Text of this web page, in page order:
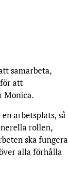
samarbeta,
att
Monica.
arbetsplats, så
rollen,
ska fungera
alla förhålla